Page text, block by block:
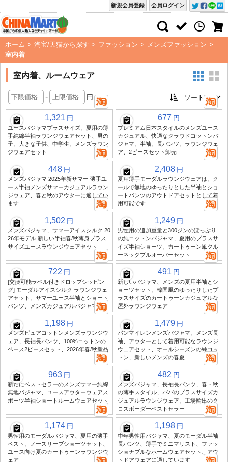
会員ログイン
新規会員登録
ホーム > 淘宝/天猫から探す > ファッション > メンズファッション >
室内着
室内着、ルームウェア
- 円
1,321 円
ユースパジャマプラスサイズ、夏用の薄
手純綿半袖ラウンジウェアセット、男の
子、大きな子供、中学生、メンズラウン
ジウェアセット
677 円
プレミアム日本スタイルのメンズユース
カジュアル、快適なクラウドコットンパ
ジャマ、半袖、長パンツ、ラウンジウェ
ア、2ピースセット卸売
448 円
メンズパジャマ 2025年新サマー 薄手ユ
ース半袖メンズサマーカジュアルラウン
ジウェア、春と秋のアウターに適してい
ます
2,408 円
夏用薄手モーダルラウンジウェアは、ク
ールで無地のゆったりとした半袖とショ
ートパンツのアウトドアセットとして着
用可能です
1,502 円
メンズパジャマ、サマーアイスシルク 20
26年モデル 新しい半袖春/秋薄身プラス
サイズユースラウンジウェアセット
1,249 円
男性用の追加重量と300ジンのぽっぷり
の純コットンパジャマ、夏用のプラスサ
イズ半袖ショーツ、カートゥーン風クル
ーネックプルオーバーセット
722 円
[交換可能ラベル付きドロップシッピン
グ] モーダルアイスシルク ラウンジウェ
アセット、サマーユース半袖とショート
パンツ、メンズカジュアルパジャマ
491 円
新しいパジャマ、メンズの夏用半袖とシ
ョーツセット、韓国風のゆったりしたプ
ラスサイズのカートゥーンカジュアルな
屋外ラウンジウェア
1,198 円
メンズピュアコットンメンズラウンジウ
ェア、長袖長パンツ、100%コットンの
ベース2ピースセット、2026年春/秋新品
1,479 円
バンマイレンメンズパジャマ、メンズ長
袖、アウターとして着用可能なラウンジ
ウェアセット、オールシーズンの純コッ
トン、新しいメンズの春夏
963 円
新たにベストセラーのメンズサマー純綿
無地パジャマ、ユースアウターウェアス
ポーツ半袖ショートルームウェアセット
482 円
メンズパジャマ、長袖長パンツ、春・秋
の薄手スタイル、パパのプラスサイズカ
ジュアルラウンジウェア、工場輸出のク
ロスボーダーベストセラー
1,174 円
男性用のモーダルパジャマ、夏用の薄手
ベスト、ノースリーブショーツセット、
ユース向け夏のカートゥーンラウンジウ
ェア
1,198 円
中年男性用パジャマ、夏のモーダル半袖
長パンツ、薄手でミニマリスト、ファッ
ショナブルなホームウェアセット、アウ
トドアウェアに適しています